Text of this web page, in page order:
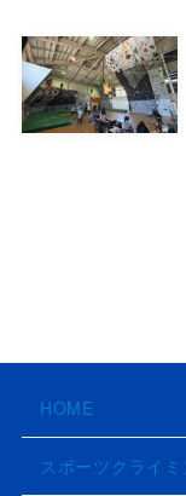
HOME
スポーツクライ